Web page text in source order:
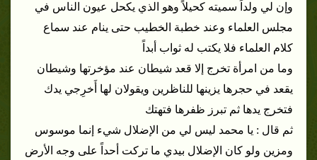
وإن لي ولداً سميته كحيلاً وهو الذي يكحل عيون الناس في
مجلس العلماء وعند خطبة الخطيب حتى ينام عند سماع
كلام العلماء فلا يكتب له ثواب أبداً
وما من امرأة تخرج إلا قعد شيطان عند مؤخرتها وشيطان
يقعد في حجرها يزينها للناظرين ويقولان لها أَخرِجي يدك
فتخرج يدها ثم تبرز ظفرها فتهتك
ثم قال : يا محمد ليس لي من الإضلال شيء إنما موسوس
ومزين ولو كان الإضلال بيدي ما تركت أحداً على وجه الأرض